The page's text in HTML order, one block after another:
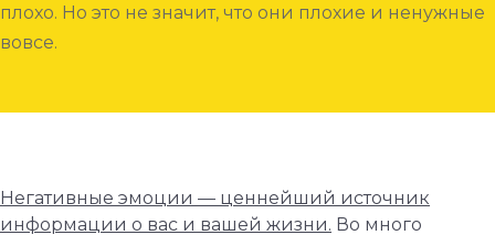
плохо. Но это не значит, что они плохие и ненужные
вовсе.
Негативные эмоции — ценнейший источник
информации о вас и вашей жизни. Во много